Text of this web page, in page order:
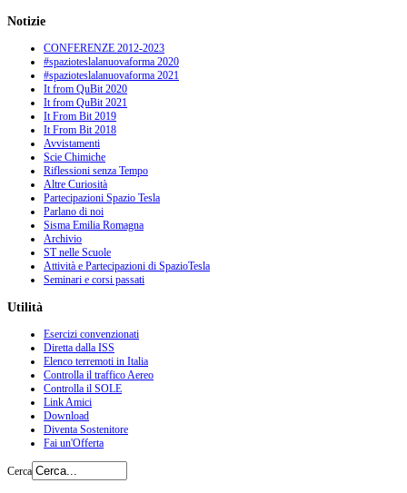
Notizie
CONFERENZE 2012-2023
#spazioteslalanuovaforma 2020
#spazioteslalanuovaforma 2021
It from QuBit 2020
It from QuBit 2021
It From Bit 2019
It From Bit 2018
Avvistamenti
Scie Chimiche
Riflessioni senza Tempo
Altre Curiosità
Partecipazioni Spazio Tesla
Parlano di noi
Sisma Emilia Romagna
Archivio
ST nelle Scuole
Attività e Partecipazioni di SpazioTesla
Seminari e corsi passati
Utilità
Esercizi convenzionati
Diretta dalla ISS
Elenco terremoti in Italia
Controlla il traffico Aereo
Controlla il SOLE
Link Amici
Download
Diventa Sostenitore
Fai un'Offerta
Cerca